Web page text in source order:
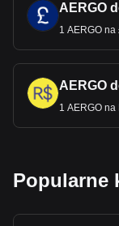
AERGO
1 AERGO
AERGO
1 AERGO
Popularne